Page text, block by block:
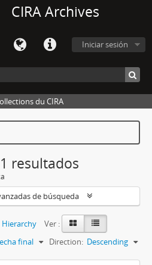
CIRA Archives
Iniciar sesión
du CIRA
resultados
de búsqueda
Hierarchy
Ver :
final Direction: Descending